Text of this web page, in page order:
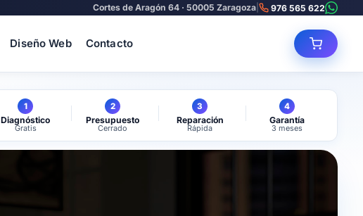
Cortes de Aragón 64 · 50005 Zaragoza 976 565 622
Diseño Web Contacto
1
Diagnóstico
Gratis
2
Presupuesto
Cerrado
3
Reparación
Rápida
4
Garantía
3 meses